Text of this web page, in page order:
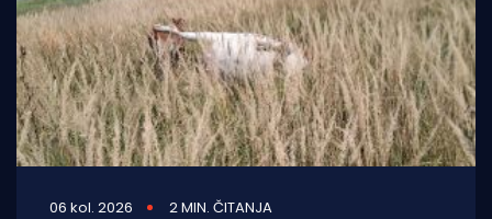
06 kol. 2026 2 MIN. ČITANJA